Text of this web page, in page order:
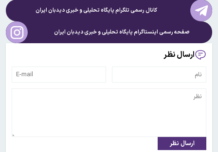
کانال رسمی تلگرام پایگاه تحلیلی و خبریدیدبان ایران
صفحه رسمی اینستاگرام پایگاه تحلیلی و خبریدیدبان ایران
ارسال نظر
ارسال نظر